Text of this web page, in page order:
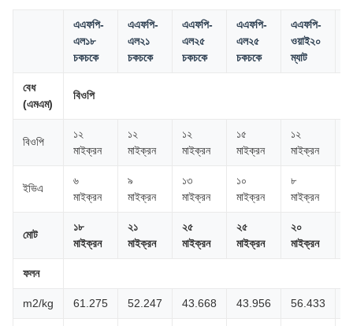
এএফপি-
এল১৮
চকচকে
এএফপি-
এল২১
চকচকে
এএফপি-
এল২৫
চকচকে
এএফপি-
এল২৫
চকচকে
এএফপি-
ওয়াই২০
ম্যাট
বেধ
(এমএম)
বিওপি
বিওপি
১২
মাইক্রন
১২
মাইক্রন
১২
মাইক্রন
১৫
মাইক্রন
১২
মাইক্রন
ইভিএ
৬
মাইক্রন
৯
মাইক্রন
১৩
মাইক্রন
১০
মাইক্রন
৮
মাইক্রন
মোট
১৮
মাইক্রন
২১
মাইক্রন
২৫
মাইক্রন
২৫
মাইক্রন
২০
মাইক্রন
ফলন
m2/kg 61.275 52.247 43.668 43.956 56.433